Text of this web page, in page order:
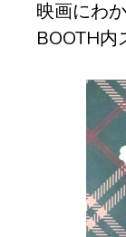
映画にわ
BOOTH内